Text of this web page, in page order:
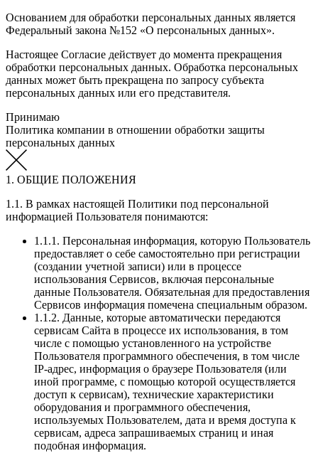
Основанием для обработки персональных данных является
Федеральный закона №152 «О персональных данных».
Настоящее Согласие действует до момента прекращения
обработки персональных данных. Обработка персональных
данных может быть прекращена по запросу субъекта
персональных данных или его представителя.
Принимаю
Политика компании в отношении обработки защиты
персональных данных
1. ОБЩИЕ ПОЛОЖЕНИЯ
1.1. В рамках настоящей Политики под персональной
информацией Пользователя понимаются:
1.1.1. Персональная информация, которую Пользователь
предоставляет о себе самостоятельно при регистрации
(создании учетной записи) или в процессе
использования Сервисов, включая персональные
данные Пользователя. Обязательная для предоставления
Сервисов информация помечена специальным образом.
1.1.2. Данные, которые автоматически передаются
сервисам Сайта в процессе их использования, в том
числе с помощью установленного на устройстве
Пользователя программного обеспечения, в том числе
IP-адрес, информация о браузере Пользователя (или
иной программе, с помощью которой осуществляется
доступ к сервисам), технические характеристики
оборудования и программного обеспечения,
используемых Пользователем, дата и время доступа к
сервисам, адреса запрашиваемых страниц и иная
подобная информация.